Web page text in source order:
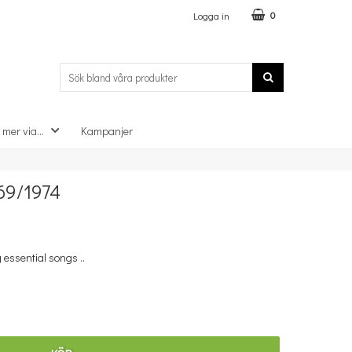
Logga in 0
via... Kampanjer
1974
songs ..